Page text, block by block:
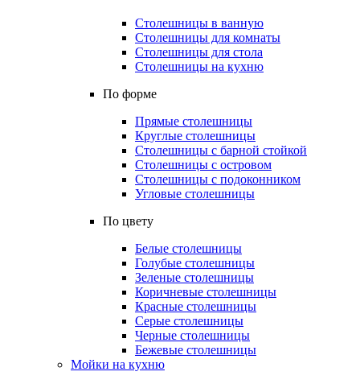
Столешницы в ванную
Столешницы для комнаты
Столешницы для стола
Столешницы на кухню
По форме
Прямые столешницы
Круглые столешницы
Столешницы с барной стойкой
Столешницы с островом
Столешницы с подоконником
Угловые столешницы
По цвету
Белые столешницы
Голубые столешницы
Зеленые столешницы
Коричневые столешницы
Красные столешницы
Серые столешницы
Черные столешницы
Бежевые столешницы
Мойки на кухню